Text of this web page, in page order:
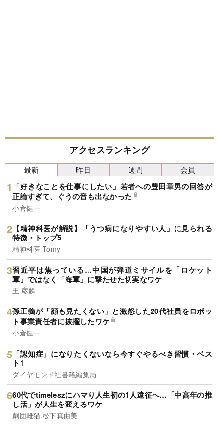
アクセスランキング
最新
「好きなことを仕事にしたい」若者への豊田章男の回答が
正論すぎて、ぐうの音も出なかった
小倉健一
【精神科医が解説】「うつ病になりやすい人」に見られる
特徴・トップ5
精神科医 Tomy
習近平は焦っている…中国が弾道ミサイルを「ロケット
軍」ではなく「海軍」に撃たせた切実なワケ
王 彦麟
孫正義が「顔も見たくない」と激怒した20代社員をロボッ
ト事業責任者に抜擢したワケ
小倉健一
「認知症」になりたくないなら今すぐやるべき習慣・ベス
ト1
ダイヤモンド社書籍編集局
60代でtimeleszにハマり人生初の1人遠征へ…「中高年の推
し活」が人生を変えるワケ
劇団雌猫,松下真由美
昨日 週間 会員